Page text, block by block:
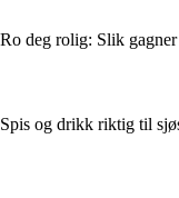
Ro deg rolig: Slik
Spis og drikk riktig til